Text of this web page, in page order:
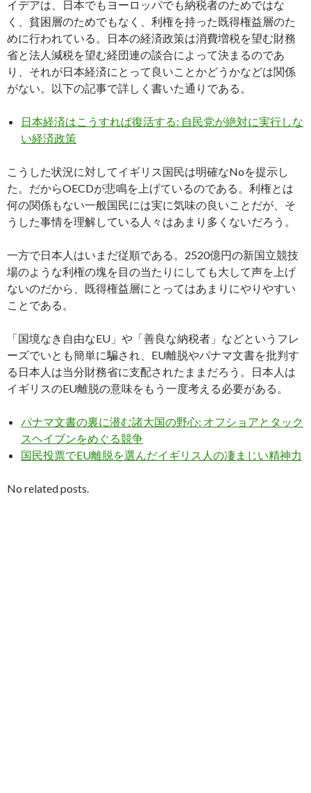
イデアは、日本でもヨーロッパでも納税者のためではな
く、貧困層のためでもなく、利権を持った既得権益層のた
めに行われている。日本の経済政策は消費増税を望む財務
省と法人減税を望む経団連の談合によって決まるのであ
り、それが日本経済にとって良いことかどうかなどは関係
がない。以下の記事で詳しく書いた通りである。
日本経済はこうすれば復活する: 自民党が絶対に実行しな
い経済政策
こうした状況に対してイギリス国民は明確なNoを提示し
た。だからOECDが悲鳴を上げているのである。利権とは
何の関係もない一般国民には実に気味の良いことだが、そ
うした事情を理解している人々はあまり多くないだろう。
一方で日本人はいまだ従順である。2520億円の新国立競技
場のような利権の塊を目の当たりにしても大して声を上げ
ないのだから、既得権益層にとってはあまりにやりやすい
ことである。
「国境なき自由なEU」や「善良な納税者」などというフレ
ーズでいとも簡単に騙され、EU離脱やパナマ文書を批判す
る日本人は当分財務省に支配されたままだろう。日本人は
イギリスのEU離脱の意味をもう一度考える必要がある。
パナマ文書の裏に潜む諸大国の野心: オフショアとタック
スヘイブンをめぐる競争
国民投票でEU離脱を選んだイギリス人の凄まじい精神力
No related posts.